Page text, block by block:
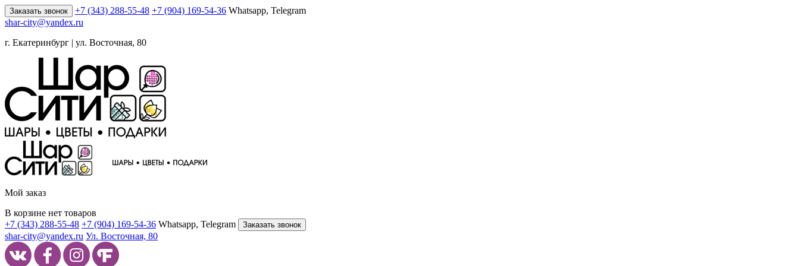
Заказать звонок +7 (343) 288-55-48 +7 (904) 169-54-36 Whatsapp, Telegram
shar-city@yandex.ru
г. Екатеринбург | ул. Восточная, 80
Мой заказ
В корзине нет товаров
+7 (343) 288-55-48 +7 (904) 169-54-36 Whatsapp, Telegram Заказать звонок
shar-city@yandex.ru Ул. Восточная, 80